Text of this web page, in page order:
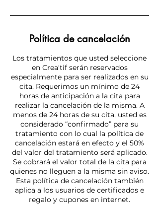
Política de cancelación
Los tratamientos que usted seleccione
en Crea'tif serán reservados
especialmente para ser realizados en su
cita. Requerimos un mínimo de 24
horas de anticipación a la cita para
realizar la cancelación de la misma. A
menos de 24 horas de su cita, usted es
considerado “confirmado” para su
tratamiento con lo cual la política de
cancelación estará en efecto y el 50%
del valor del tratamiento será aplicado.
Se cobrará el valor total de la cita para
quienes no lleguen a la misma sin aviso.
Esta política de cancelación también
aplica a los usuarios de certificados e
regalo y cupones en internet.